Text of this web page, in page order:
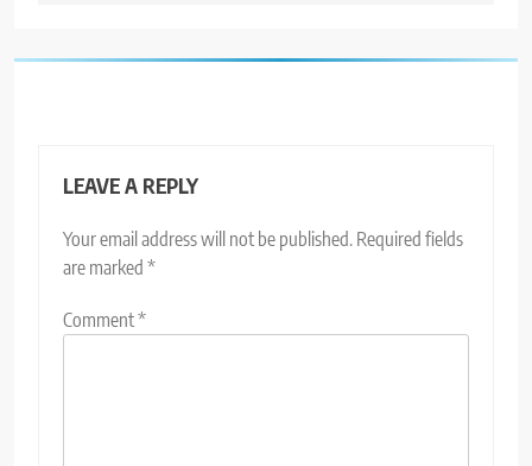
LEAVE A REPLY
Your email address will not be published. Required fields
are marked *
Comment*